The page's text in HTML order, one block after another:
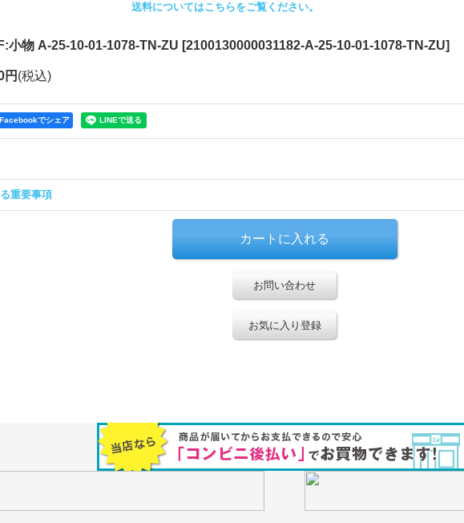
送料についてはこちらをご覧ください。
小物 A-25-10-01-1078-TN-ZU [2100130000031182-A-25-10-01-1078-TN-ZU]
円 (税込)
Facebookでシェア
重要事項
お問い合わせ
お気に入り登録